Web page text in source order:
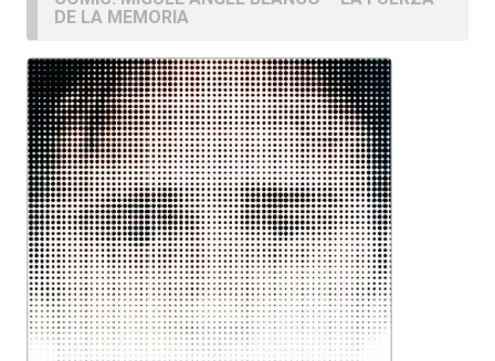
DE LA MEMORIA